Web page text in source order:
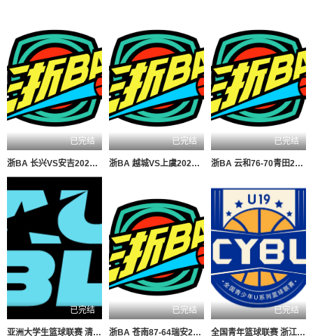
已完结
浙BA 长兴VS安吉20260806
已完结
浙BA 越城VS上虞20260806
已完结
浙BA 云和76-70青田20260807
已完结
亚洲大学生篮球联赛 清华大学VS菲律宾大学20260806
已完结
浙BA 苍南87-64瑞安20260807
已完结
全国青年篮球联赛 浙江广厦84-74新疆广汇20260807